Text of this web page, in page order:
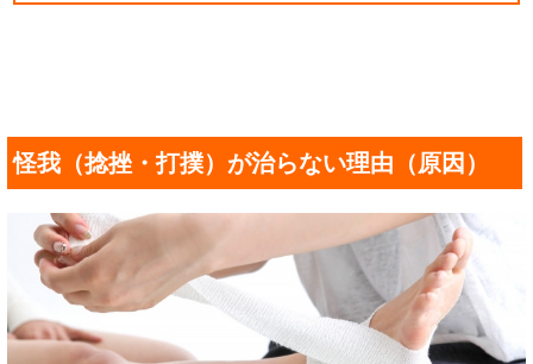
怪我（捻挫・打撲）が治らない理由（原因）